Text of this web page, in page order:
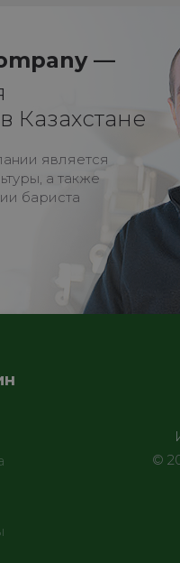
—
Казахстане
является
а также
бариста
©